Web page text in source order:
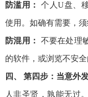
防滥用： 个人U盘、
使用。如确有需要，
防混用： 不要在处理
的软件，或浏览不安全
四、 第四步：当意外
人非圣贤，孰能无过